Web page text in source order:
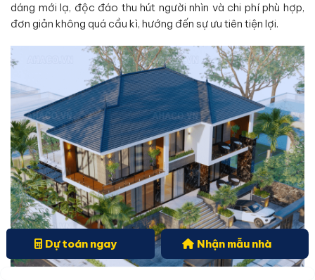
dáng mới lạ, độc đáo thu hút người nhìn và chi phí phù hợp,
đơn giản không quá cầu kì, hướng đến sự ưu tiên tiện lợi.
Dự toán ngay Nhận mẫu nhà